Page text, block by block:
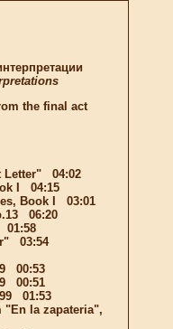
the final act
Letter" 04:02
I 04:15
Book I 03:01
06:20
01:58
03:54
00:53
00:51
01:53
"En la zapateria",